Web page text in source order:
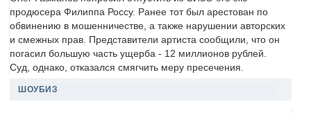
продюсера Филиппа Россу. Ранее тот был арестован по
обвинению в мошенничестве, а также нарушении авторских
и смежных прав. Представители артиста сообщили, что он
погасил большую часть ущерба - 12 миллионов рублей.
Суд, однако, отказался смягчить меру пресечения.
ШОУБИЗ